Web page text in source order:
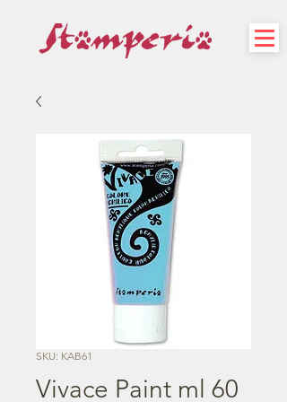
SKU: KAB61
Vivace Paint ml 60